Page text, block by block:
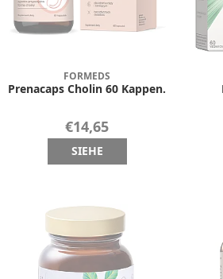
FORMEDS
Prenacaps Cholin 60 Kappen.
€14,65
SIEHE